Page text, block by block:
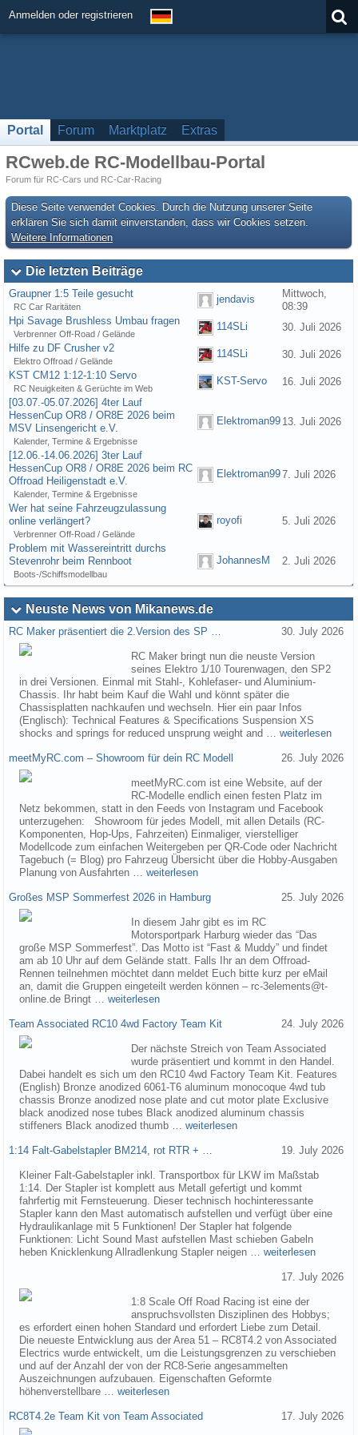
Anmelden oder registrieren
Portal Forum Marktplatz Extras
RCweb.de RC-Modellbau-Portal
Forum für RC-Cars und RC-Car-Racing
Diese Seite verwendet Cookies. Durch die Nutzung unserer Seite
erklären Sie sich damit einverstanden, dass wir Cookies setzen.
Weitere Informationen
Die letzten Beiträge
Graupner 1:5 Teile gesucht
RC Car Raritäten
jendavis
Mittwoch,
08:39
Hpi Savage Brushless Umbau fragen
Verbrenner Off-Road / Gelände
114SLi
30. Juli 2026
Hilfe zu DF Crusher v2
Elektro Offroad / Gelände
114SLi
30. Juli 2026
KST CM12 1:12-1:10 Servo
RC Neuigkeiten & Gerüchte im Web
KST-Servo
16. Juli 2026
[03.07.-05.07.2026] 4ter Lauf
HessenCup OR8 / OR8E 2026 beim
MSV Linsengericht e.V.
Kalender, Termine & Ergebnisse
Elektroman99 13. Juli 2026
[12.06.-14.06.2026] 3ter Lauf
HessenCup OR8 / OR8E 2026 beim RC
Offroad Heiligenstadt e.V.
Kalender, Termine & Ergebnisse
Elektroman997. Juli 2026
Wer hat seine Fahrzeugzulassung
online verlängert?
Verbrenner Off-Road / Gelände
royofi 5. Juli 2026
Problem mit Wassereintritt durchs
Stevenrohr beim Rennboot
Boots-/Schiffsmodellbau
JohannesM 2. Juli 2026
Neuste News von Mikanews.de
RC Maker präsentiert die 2.Version des SP … 30. July 2026
RC Maker bringt nun die neuste Version
seines Elektro 1/10 Tourenwagen, den SP2
in drei Versionen. Einmal mit Stahl-, Kohlefaser- und Aluminium-
Chassis. Ihr habt beim Kauf die Wahl und könnt später die
Chassisplatten nachkaufen und wechseln. Hier ein paar Infos
(Englisch): Technical Features & Specifications Suspension XS
shocks and springs for reduced unsprung weight and … weiterlesen
meetMyRC.com – Showroom für dein RC Modell 26. July 2026
meetMyRC.com ist eine Website, auf der
RC-Modelle endlich einen festen Platz im
Netz bekommen, statt in den Feeds von Instagram und Facebook
unterzugehen: Showroom für jedes Modell, mit allen Details (RC-
Komponenten, Hop-Ups, Fahrzeiten) Einmaliger, vierstelliger
Modellcode zum einfachen Weitergeben per QR-Code oder Nachricht
Tagebuch (= Blog) pro Fahrzeug Übersicht über die Hobby-Ausgaben
Planung von Ausfahrten … weiterlesen
Großes MSP Sommerfest 2026 in Hamburg 25. July 2026
In diesem Jahr gibt es im RC
Motorsportpark Harburg wieder das “Das
große MSP Sommerfest”. Das Motto ist “Fast & Muddy” und findet
am ab 10 Uhr auf dem Gelände statt. Falls Ihr an dem Offroad-
Rennen teilnehmen möchtet dann meldet Euch bitte kurz per eMail
an, damit die Gruppen eingeteilt werden können – rc-3elements@t-
online.de Bringt … weiterlesen
Team Associated RC10 4wd Factory Team Kit 24. July 2026
Der nächste Streich von Team Associated
wurde präsentiert und kommt in den Handel.
Dabei handelt es sich um den RC10 4wd Factory Team Kit. Features
(English) Bronze anodized 6061-T6 aluminum monocoque 4wd tub
chassis Bronze anodized nose plate and cut motor plate Exclusive
black anodized nose tubes Black anodized aluminum chassis
stiffeners Black anodized thumb … weiterlesen
1:14 Falt-Gabelstapler BM214, rot RTR + … 19. July 2026
Kleiner Falt-Gabelstapler inkl. Transportbox für LKW im Maßstab
1:14. Der Stapler ist komplett aus Metall gefertigt und kommt
fahrfertig mit Fernsteuerung. Dieser technisch hochinteressante
Stapler kann den Mast automatisch aufstellen und verfügt über eine
Hydraulikanlage mit 5 Funktionen! Der Stapler hat folgende
Funktionen: Licht Sound Mast aufstellen Mast schieben Gabeln
heben Knicklenkung Allradlenkung Stapler neigen … weiterlesen
17. July 2026
1:8 Scale Off Road Racing ist eine der
anspruchsvollsten Disziplinen des Hobbys;
es erfordert einen hohen Standard und erfordert Liebe zum Detail.
Die neueste Entwicklung aus der Area 51 – RC8T4.2 von Associated
Electrics wurde entwickelt, um die Leistungsgrenzen zu verschieben
und auf der Anzahl der von der RC8-Serie angesammelten
Auszeichnungen aufzubauen. Eigenschaften Geformte
höhenverstellbare … weiterlesen
RC8T4.2e Team Kit von Team Associated 17. July 2026